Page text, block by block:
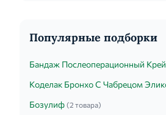
Популярные подборки
Бандаж Послеоперационный
Коделак Бронхо С Чабрецом
Бозулиф (2 товара)